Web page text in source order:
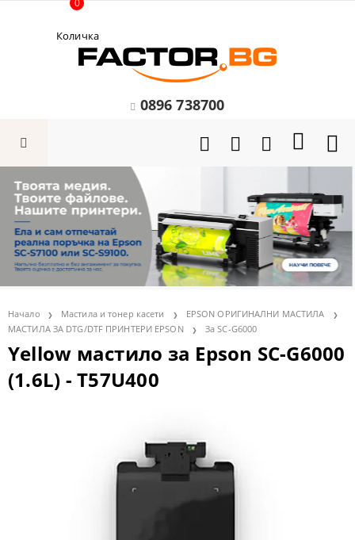
Количка
0
0896 738700
Начало Мастила и тонер касети
EPSON ОРИГИНАЛНИ МАСТИЛА
МАСТИЛА ЗА DTG/DTF ПРИНТЕРИ EPSON
За SC-G6000
Yellow мастило за Epson SC-G6000
(1.6L) - T57U400